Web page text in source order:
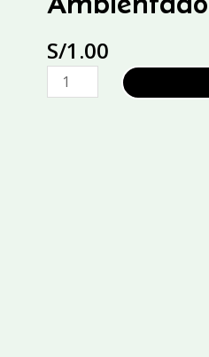
S/1.00
Ambientador
Mango